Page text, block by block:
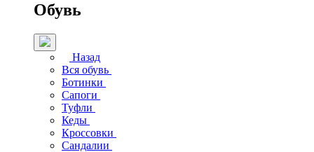
Обувь
Назад
Вся обувь
Ботинки
Сапоги
Туфли
Кеды
Кроссовки
Сандалии